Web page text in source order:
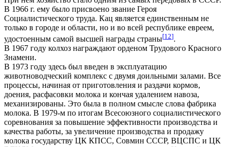
В 1966 г. ему было присвоено звание Героя
Социалистического труда. Кац является единственным не
только в городе и области, но и во всей республике евреем,
удостоенным самой высшей награды страны[12].
В 1967 году колхоз награждают орденом Трудового Красного
Знамени.
В 1973 году здесь был введен в эксплуатацию
животноводческий комплекс с двумя доильными залами. Все
процессы, начиная от приготовления и раздачи кормов,
доения, расфасовки молока и кончая удалением навоза,
механизированы. Это была в полном смысле слова фабрика
молока. В 1979-м по итогам Всесоюзного социалистического
соревнования за повышение эффективности производства и
качества работы, за увеличение производства и продажу
молока государству ЦК КПСС, Совмин СССР, ВЦСПС и ЦК